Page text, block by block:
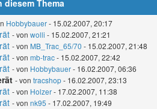
diesem Thema
Hobbybauer- 15.02.2007, 20:17
- von wolli - 15.02.2007, 21:21
- von MB_Trac_65/70 - 15.02.2007, 21:48
- von mb-trac- 15.02.2007, 22:42
- von Hobbybauer- 16.02.2007, 06:36
- von tracshop- 16.02.2007, 23:13
- von Holzer- 17.02.2007, 11:38
- von nk95 - 17.02.2007, 19:49